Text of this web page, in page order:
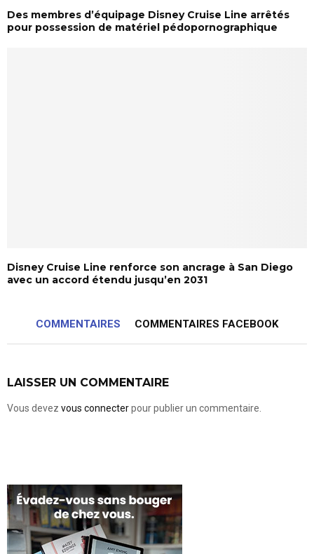
Des membres d’équipage Disney Cruise Line arrêtés
pour possession de matériel pédopornographique
Disney Cruise Line renforce son ancrage à San Diego
avec un accord étendu jusqu’en 2031
COMMENTAIRES COMMENTAIRES FACEBOOK
LAISSER UN COMMENTAIRE
Vous devez vous connecterpour publier un commentaire.